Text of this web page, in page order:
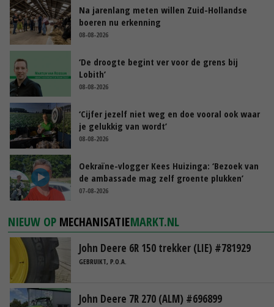
Na jarenlang meten willen Zuid-Hollandse
boeren nu erkenning
08-08-2026
‘De droogte begint ver voor de grens bij
Lobith’
08-08-2026
‘Cijfer jezelf niet weg en doe vooral ook waar
je gelukkig van wordt’
08-08-2026
Oekraïne-vlogger Kees Huizinga: ‘Bezoek van
de ambassade mag zelf groente plukken’
07-08-2026
NIEUW OP MECHANISATIEMARKT.NL
John Deere 6R 150 trekker (LIE) #781929
GEBRUIKT, P.O.A.
John Deere 7R 270 (ALM) #696899